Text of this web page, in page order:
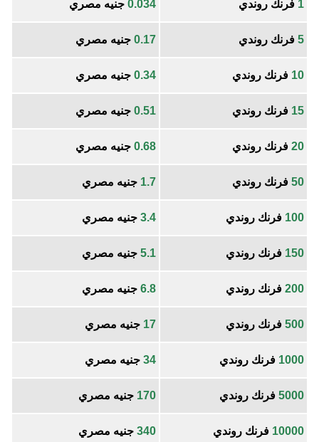
1 فرنك روندي 0.034 جنيه مصري
5 فرنك روندي 0.17 جنيه مصري
10 فرنك روندي 0.34 جنيه مصري
15 فرنك روندي 0.51 جنيه مصري
20 فرنك روندي 0.68 جنيه مصري
50 فرنك روندي 1.7 جنيه مصري
100 فرنك روندي 3.4 جنيه مصري
150 فرنك روندي 5.1 جنيه مصري
200 فرنك روندي 6.8 جنيه مصري
500 فرنك روندي 17 جنيه مصري
1000 فرنك روندي 34 جنيه مصري
5000 فرنك روندي 170 جنيه مصري
10000 فرنك روندي 340 جنيه مصري